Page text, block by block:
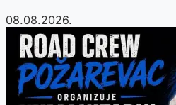
08.08.2026.